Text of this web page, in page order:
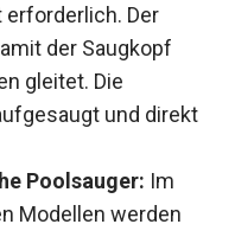
Der
der Saugkopf
gleitet. Die
und direkt
Poolsauger: Im
Modellen werden